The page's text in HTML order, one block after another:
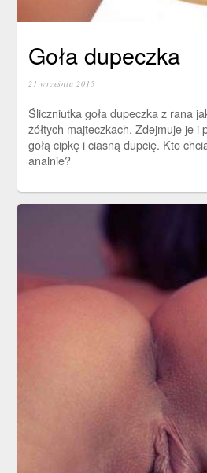
Goła dupeczka
21 września 2015
Śliczniutka goła dupeczka z rana
żółtych majteczkach. Zdejmuje je i
gołą cipkę i ciasną dupcię. Kto
analnie?